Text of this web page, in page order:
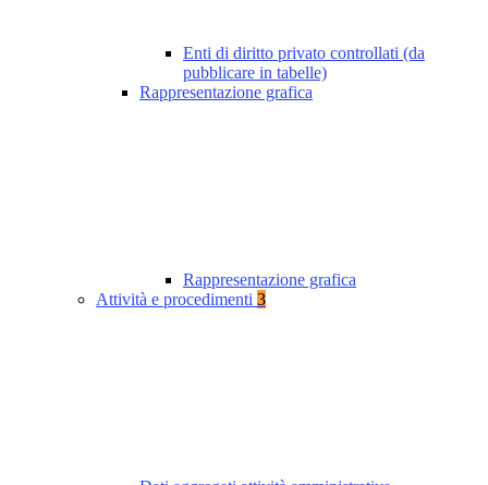
Enti di diritto privato controllati (da
pubblicare in tabelle)
Rappresentazione grafica
Rappresentazione grafica
Attività e procedimenti 3